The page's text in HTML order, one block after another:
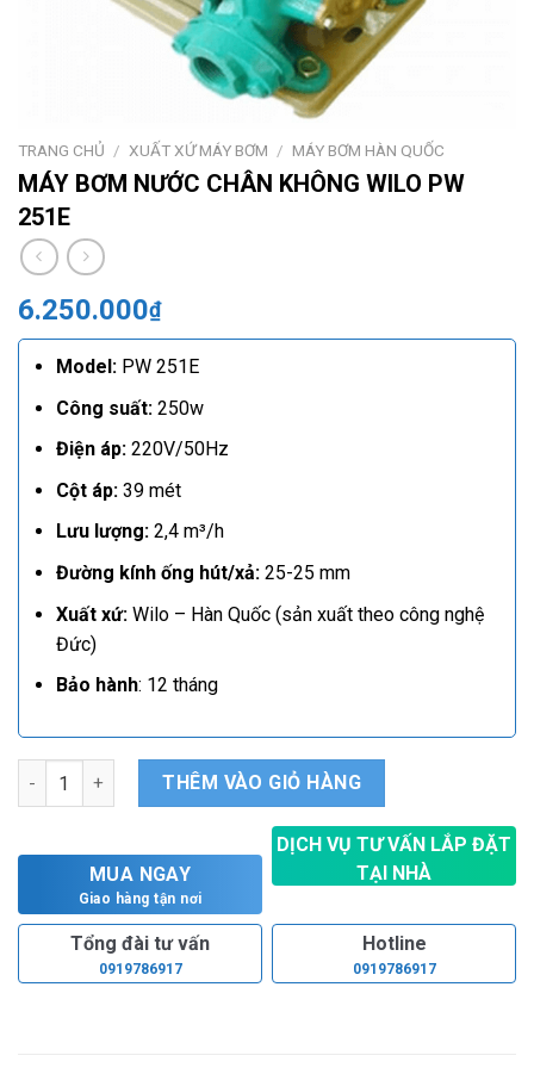
TRANG CHỦ / XUẤT XỨ MÁY BƠM / MÁY BƠM HÀN QUỐC
MÁY BƠM NƯỚC CHÂN KHÔNG WILO PW
251E
6.250.000₫
Model:PW 251E
Công suất:250w
Điện áp:220V/50Hz
Cột áp:39 mét
Lưu lượng:2,4 m³/h
Đường kính ống hút/xả:25-25 mm
Xuất xứ:Wilo – Hàn Quốc (sản xuất theo công nghệ
Đức)
Bảo hành: 12 tháng
Máy bơm nước chân không Wilo PW 251E số lượng
THÊM VÀO GIỎ HÀNG
MUA NGAY
Giao hàng tận nơi
DỊCH VỤ TƯ VẤN LẮP ĐẶT
TẠI NHÀ
Tổng đài tư vấn
0919786917
Hotline
0919786917